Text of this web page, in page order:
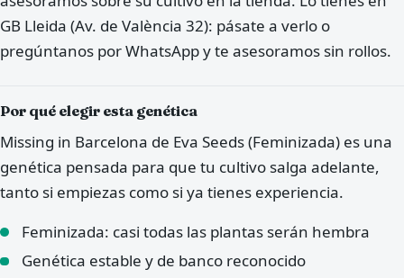
GB Lleida (Av. de València 32): pásate a verlo o
pregúntanos por WhatsApp y te asesoramos sin rollos.
Por qué elegir esta genética
Missing in Barcelona de Eva Seeds (Feminizada) es una
genética pensada para que tu cultivo salga adelante,
tanto si empiezas como si ya tienes experiencia.
Feminizada: casi todas las plantas serán hembra
Genética estable y de banco reconocido